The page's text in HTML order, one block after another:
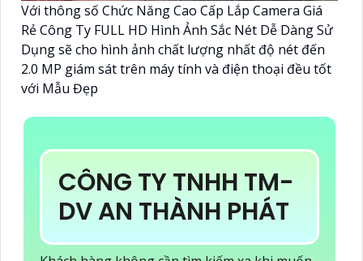
Với thông số Chức Năng Cao Cấp Lắp Camera Giá
Rẻ Công Ty FULL HD Hình Ảnh Sắc Nét Dễ Dàng Sử
Dụng sẽ cho hình ảnh chất lượng nhất độ nét đến
2.0 MP giám sát trên máy tính và điện thoại đều tốt
với Mẫu Đẹp
CÔNG TY TNHH TM-
DV AN THÀNH PHÁT